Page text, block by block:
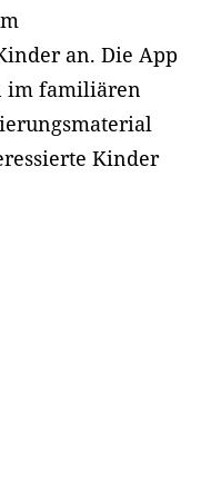
an. Die App
im familiären
Kinder